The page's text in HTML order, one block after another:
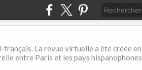
La revue virtuelle a été créée en
entre Paris et les pays hispanophones